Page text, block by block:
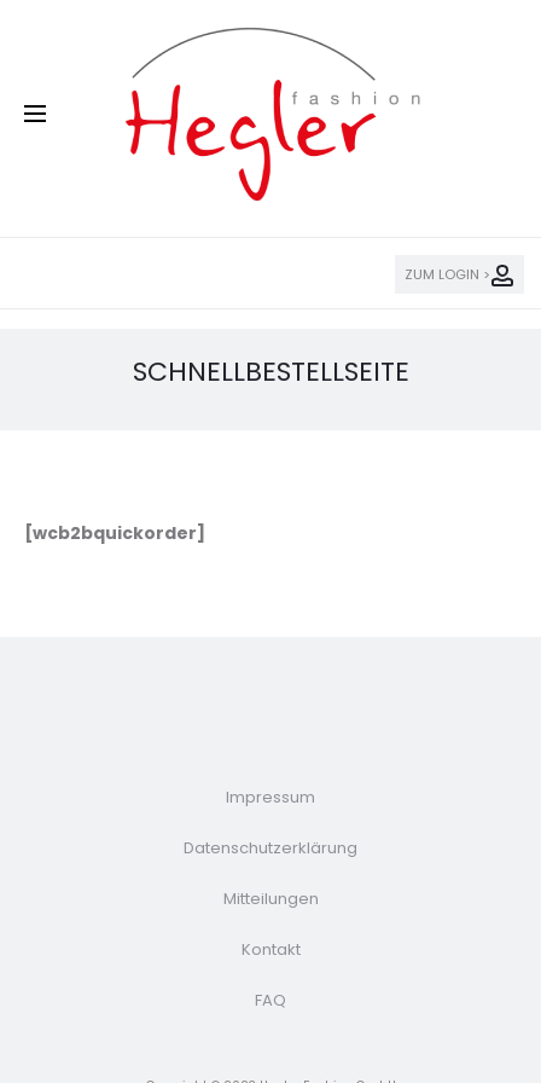
ZUM LOGIN >
SCHNELLBESTELLSEITE
[wcb2bquickorder]
Impressum
Datenschutzerklärung
Mitteilungen
Kontakt
FAQ